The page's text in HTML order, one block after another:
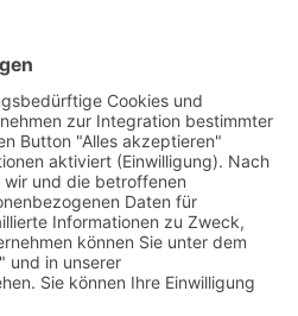
- nehmen Sie gerne